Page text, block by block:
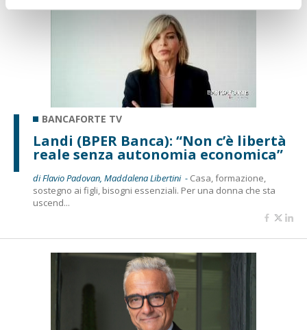
BANCAFORTE TV
Landi (BPER Banca): “Non c’è libertà
reale senza autonomia economica”
di Flavio Padovan, Maddalena Libertini - Casa, formazione,
sostegno ai figli, bisogni essenziali. Per una donna che sta
uscend...